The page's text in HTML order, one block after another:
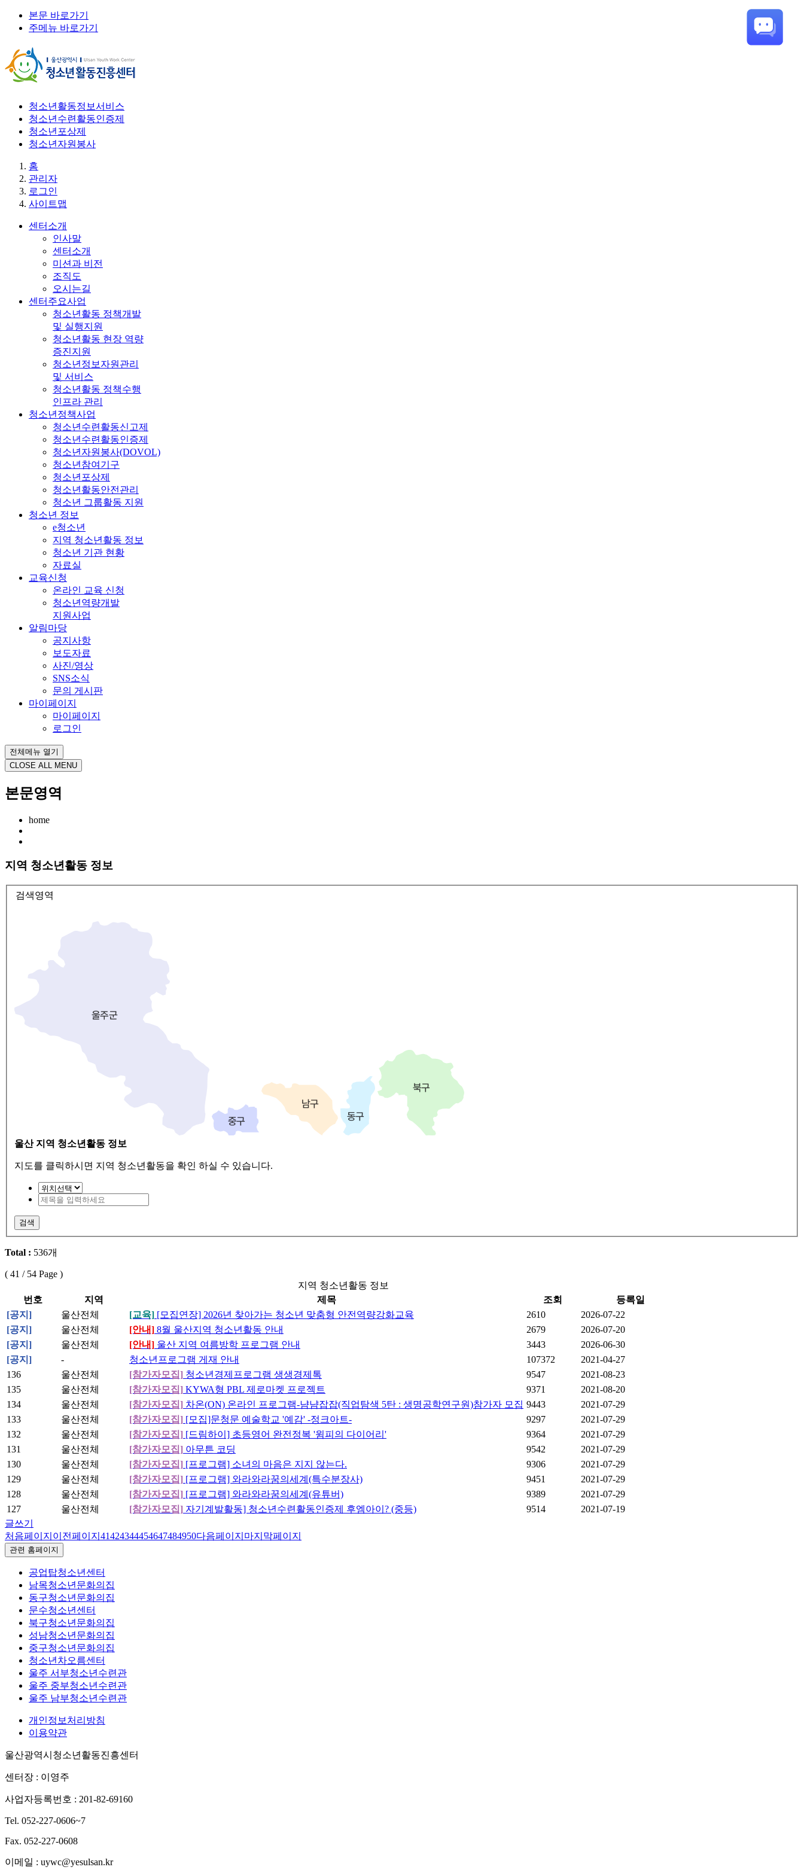
본문 바로가기
주메뉴 바로가기
청소년활동정보서비스
청소년수련활동인증제
청소년포상제
청소년자원봉사
홈
관리자
로그인
사이트맵
센터소개
인사말
센터소개
미션과 비전
조직도
오시는길
센터주요사업
청소년활동 정책개발
및 실행지원
청소년활동 현장 역량
증진지원
청소년정보자원관리
및 서비스
청소년활동 정책수행
인프라 관리
청소년정책사업
청소년수련활동신고제
청소년수련활동인증제
청소년자원봉사(DOVOL)
청소년참여기구
청소년포상제
청소년활동안전관리
청소년 그룹활동 지원
청소년 정보
e청소년
지역 청소년활동 정보
청소년 기관 현황
자료실
교육신청
온라인 교육 신청
청소년역량개발
지원사업
알림마당
공지사항
보도자료
사진/영상
SNS소식
문의 게시판
마이페이지
마이페이지
로그인
전체메뉴 열기
CLOSE ALL MENU
본문영역
home
지역 청소년활동 정보
검색영역
울산 지역 청소년활동 정보
지도를 클릭하시면 지역 청소년활동을 확인 하실 수 있습니다.
검색
Total : 536개
( 41 / 54 Page )
지역 청소년활동 정보
번호
지역 제목 조회
등록일
[공지]
울산전체 [교육] [모집연장] 2026년 찾아가는 청소년 맞춤형 안전역량강화교육 2610
2026-07-22
[공지]
울산전체 [안내] 8월 울산지역 청소년활동 안내 2679
2026-07-20
[공지]
울산전체 [안내] 울산 지역 여름방학 프로그램 안내 3443
2026-06-30
[공지]
- 청소년프로그램 게재 안내 107372
2021-04-27
136
울산전체 [참가자모집] 청소년경제프로그램 생생경제톡 9547
2021-08-23
135
울산전체 [참가자모집] KYWA형 PBL 제로마켓 프로젝트 9371
2021-08-20
134
울산전체 [참가자모집] 차온(ON) 온라인 프로그램-냠냠잡잡(직업탐색 5탄 : 생명공학연구원)참가자 모집 9443
2021-07-29
133
울산전체 [참가자모집] [모집]문청문 예술학교 '예감' -정크아트- 9297
2021-07-29
132
울산전체 [참가자모집] [드림하이] 초등영어 완전정복 '윔피의 다이어리' 9364
2021-07-29
131
울산전체 [참가자모집] 아무튼 코딩 9542
2021-07-29
130
울산전체 [참가자모집] [프로그램] 소녀의 마음은 지지 않는다. 9306
2021-07-29
129
울산전체 [참가자모집] [프로그램] 와라와라꿈의세계(특수분장사) 9451
2021-07-29
128
울산전체 [참가자모집] [프로그램] 와라와라꿈의세계(유튜버) 9389
2021-07-29
127
울산전체 [참가자모집] 자기계발활동] 청소년수련활동인증제 후엠아이? (중등) 9514
2021-07-19
글쓰기
처음페이지 이전페이지 41424344454647484950다음페이지 마지막페이지
관련 홈페이지
공업탑청소년센터
남목청소년문화의집
동구청소년문화의집
문수청소년센터
북구청소년문화의집
성남청소년문화의집
중구청소년문화의집
청소년차오름센터
울주 서부청소년수련관
울주 중부청소년수련관
울주 남부청소년수련관
개인정보처리방침
이용약관
울산광역시청소년활동진흥센터
센터장 : 이영주
사업자등록번호 : 201-82-69160
Tel. 052-227-0606~7
Fax. 052-227-0608
이메일 : uywc@yesulsan.kr